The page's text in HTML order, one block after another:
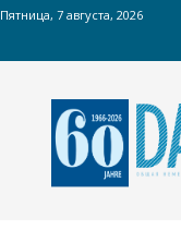
Пятница, 7 августа, 2026